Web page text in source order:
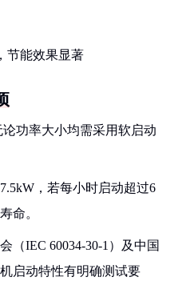
节能效果显著
功率大小均需采用软启动
，若每小时启动超过6
命。
（IEC 60034-30-1）及中国
启动特性有明确测试要